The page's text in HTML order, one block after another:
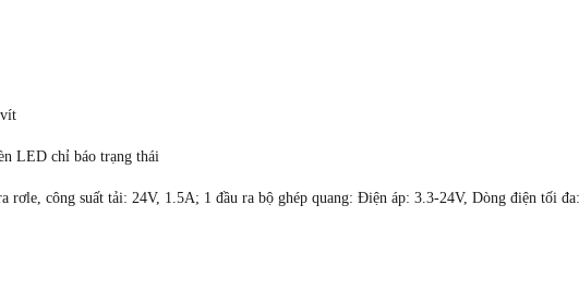
LED chỉ báo trạng thái
rơle, công suất tải: 24V, 1.5A; 1 đầu ra bộ ghép quang: Điện áp: 3.3-24V, Dòng điện tối